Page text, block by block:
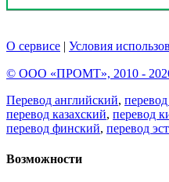
О сервисе | Условия
© ООО «ПРОМТ», 2010 -
Перевод английский,
перевод казахский, перевод
перевод финский, перевод
Возможности